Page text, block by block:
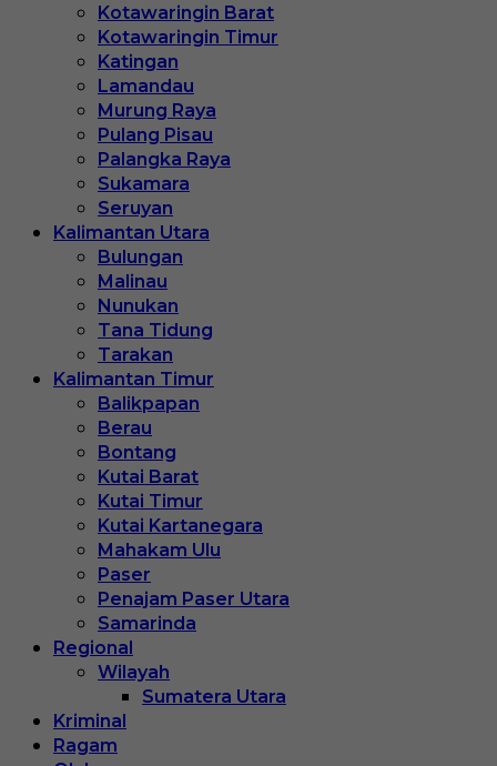
Kotawaringin Barat
Kotawaringin Timur
Katingan
Lamandau
Murung Raya
Pulang Pisau
Palangka Raya
Sukamara
Seruyan
Kalimantan Utara
Bulungan
Malinau
Nunukan
Tana Tidung
Tarakan
Kalimantan Timur
Balikpapan
Berau
Bontang
Kutai Barat
Kutai Timur
Kutai Kartanegara
Mahakam Ulu
Paser
Penajam Paser Utara
Samarinda
Regional
Wilayah
Sumatera Utara
Kriminal
Ragam